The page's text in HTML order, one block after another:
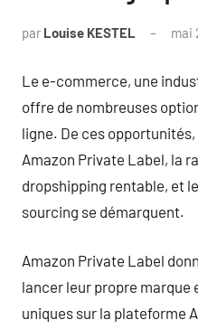
par Louise KESTEL mai
Le e-commerce, une
offre de nombreuses
ligne. De ces
Amazon Private Label, la
dropshipping rentable, et
sourcing se démarquent.
Amazon Private Label
lancer leur propre marque
uniques sur la plateforme